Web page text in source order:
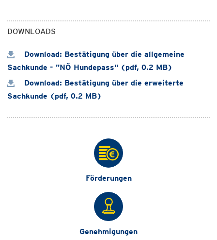
DOWNLOADS
Download: Bestätigung über die allgemeine
Sachkunde - "NÖ Hundepass" (pdf, 0.2 MB)
Download: Bestätigung über die erweiterte
Sachkunde (pdf, 0.2 MB)
Förderungen
Genehmigungen